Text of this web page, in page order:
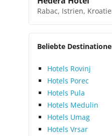
Rabac, Istrien,
Beliebte
Hotels Rovinj
Hotels Porec
Hotels Pula
Hotels Medulin
Hotels Umag
Hotels Vrsar